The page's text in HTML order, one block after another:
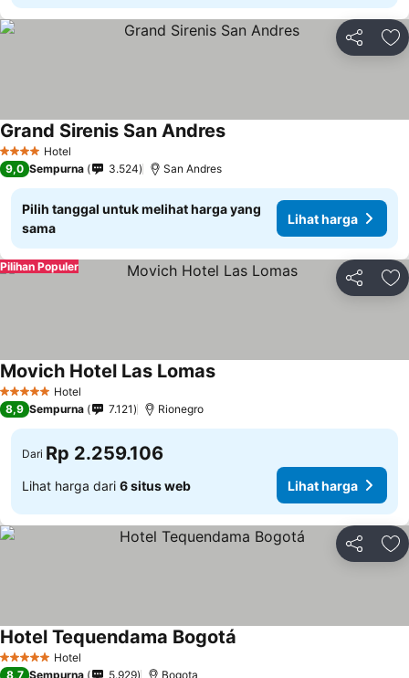
Bagikan
4 BintangHotel
Grand Sirenis San Andres
9,0 Sempurna 3.524 San Andres
Pilih tanggal untuk melihat harga yang
sama
Lihat harga
Bagikan
Pilihan Populer
5 Bintang Hotel
Movich Hotel Las Lomas
8,9 Sempurna 7.121 Rionegro
Dari Rp 2.259.106
Lihat harga dari 6 situs web Lihat harga
Bagikan
5 Bintang Hotel
Hotel Tequendama Bogotá
8,7 Sempurna 5.929 Bogota